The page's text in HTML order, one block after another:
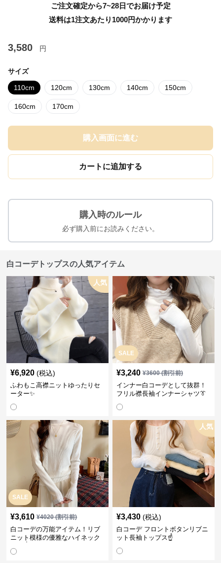
ご注文確定から7~28日でお届け予定
送料は1注文あたり 1000円かかります
3,580 円
サイズ
110cm 120cm 130cm 140cm 150cm
160cm 170cm
購入画面に進む
カートに追加する
購入時のルール
必ず購入前にお読みください。
白コーデトップスの人気アイテム
人気
¥6,920 (税込)
ふわもこ高襟ニットゆったりセ
ーター✨
SALE
¥3,240 ¥3600(割引前)
インナー白コーデとして抜群！
フリル襟長袖インナーシャツ👔
SALE
¥3,610 ¥4020(割引前)
白コーデの万能アイテム！リブ
ニット模様の優雅なハイネック
人気
¥3,430 (税込)
白コーデ フロントボタンリブニ
ット長袖トップス☝️